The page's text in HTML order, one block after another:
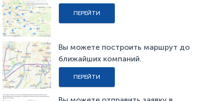
ПЕРЕЙТИ
Вы можете построить маршрут до
ближайших компаний.
ПЕРЕЙТИ